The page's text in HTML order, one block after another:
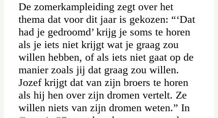
De zomerkampleiding zegt over het
thema dat voor dit jaar is gekozen: “‘Dat
had je gedroomd’ krijg je soms te horen
als je iets niet krijgt wat je graag zou
willen hebben, of als iets niet gaat op de
manier zoals jij dat graag zou willen.
Jozef krijgt dat van zijn broers te horen
als hij hen over zijn dromen vertelt. Ze
willen niets van zijn dromen weten.” In